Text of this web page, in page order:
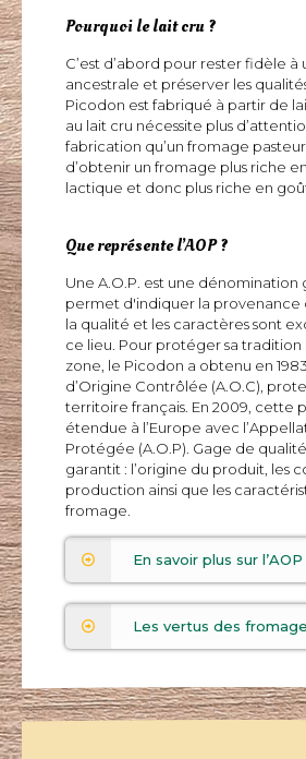
Pourquoi le lait cru ?
C’est d’abord pour rester fidèle
ancestrale et préserver les
Picodon est fabriqué à partir de
au lait cru nécessite plus
fabrication qu’un fromage
d’obtenir un fromage plus riche
lactique et donc plus riche en
Que représente l’AOP ?
Une A.O.P. est une
permet d'indiquer la provenance
la qualité et les caractères sont
ce lieu. Pour protéger sa tradition
zone, le Picodon a obtenu en
d’Origine Contrôlée (A.O.C),
territoire français. En 2009, cette
étendue à l’Europe avec
Protégée (A.O.P). Gage de
garantit : l’origine du produit, les
production ainsi que les
fromage.
En savoir plus sur l’AOP
Les vertus des